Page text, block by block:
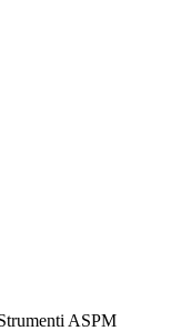
ASPM